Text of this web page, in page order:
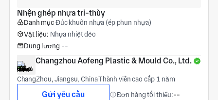
Nhện ghép nhựa tri-thùy
Danh mụcĐúc khuôn nhựa (ép phun nhựa)
Vật liệu: Nhựa nhiệt dẻo
Dung lượng --
Changzhou Aofeng Plastic & Mould Co., Ltd.
ChangZhou, Jiangsu, ChinaThành viên cao cấp 1 năm
Gửi yêu cầu Đơn hàng tối thiểu:--